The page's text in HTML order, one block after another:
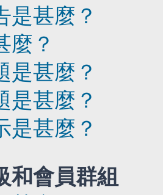
是甚麼？
麼？
是甚麼？
是甚麼？
是甚麼？
和會員群組